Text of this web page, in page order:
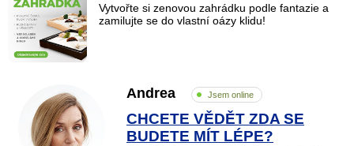
Vytvořte si zenovou zahrádku podle fantazie a
zamilujte se do vlastní oázy klidu!
Andrea Jsem online
CHCETE VĚDĚT ZDA SE
BUDETE MÍT LÉPE?